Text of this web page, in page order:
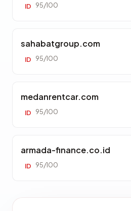
ID 95/100
sahabatgroup.com
ID 95/100
medanrentcar.com
ID 95/100
armada-finance.co.id
ID 95/100